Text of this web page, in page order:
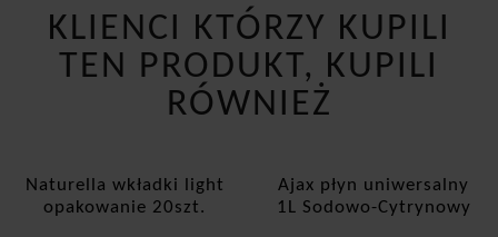
KLIENCI KTÓRZY KUPILI
TEN PRODUKT, KUPILI
RÓWNIEŻ
Naturella wkładki light
opakowanie 20szt.
Ajax płyn uniwersalny
1L Sodowo-Cytrynowy